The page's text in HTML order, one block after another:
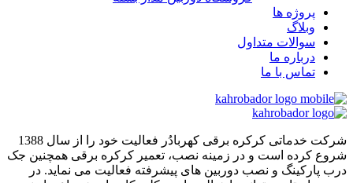
پروژه ها
وبلاگ
سوالات متداول
درباره ما
تماس با ما
شرکت خدماتی کرکره برقی کهربادُر فعالیت خود را از سال 1388
شروع کرده است و در زمینه نصب، تعمیر کرکره برقی همچنین جک
درب پارکینگ و نصب دوربین های پیشرفته فعالیت می نماید. در